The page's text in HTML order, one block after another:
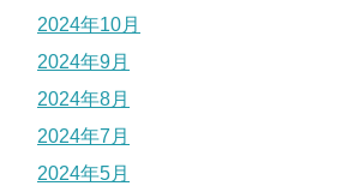
2024年10月
2024年9月
2024年8月
2024年7月
2024年5月